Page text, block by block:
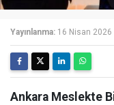
Yayınlanma: 16 Nisan 2026
Ankara Meslekte